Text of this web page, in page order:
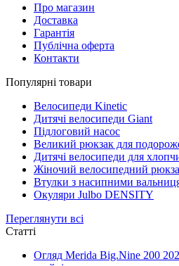
Про магазин
Доставка
Гарантія
Публічна оферта
Контакти
Популярні товари
Велосипеди Kinetic
Дитячі велосипеди Giant
Підлоговий насос
Великий рюкзак для
Дитячі велосипеди для
Жіночий велосипедний
Втулки з насипними
Окуляри Julbo DENSITY
Переглянути всі
Статті
Огляд Merida Big.Nine 200